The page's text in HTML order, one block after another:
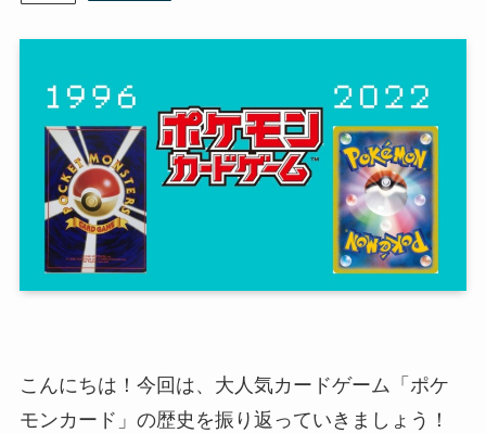
こんにちは！今回は、大人気カードゲーム「ポケ
モンカード」の歴史を振り返っていきましょう！